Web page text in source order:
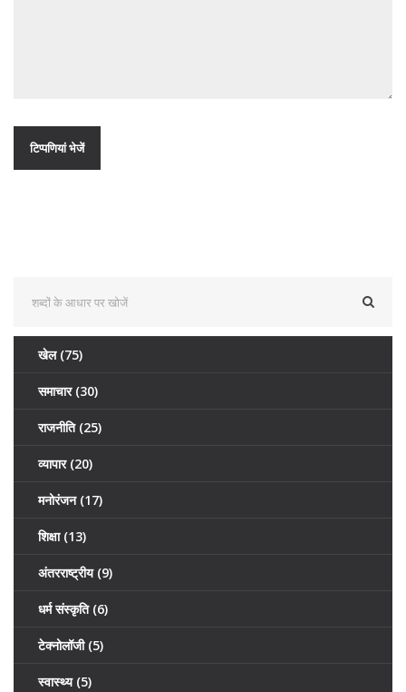
खेल (75)
समाचार (30)
राजनीति (25)
व्यापार (20)
मनोरंजन (17)
शिक्षा (13)
अंतरराष्ट्रीय (9)
धर्म संस्कृति (6)
टेक्नोलॉजी (5)
स्वास्थ्य (5)